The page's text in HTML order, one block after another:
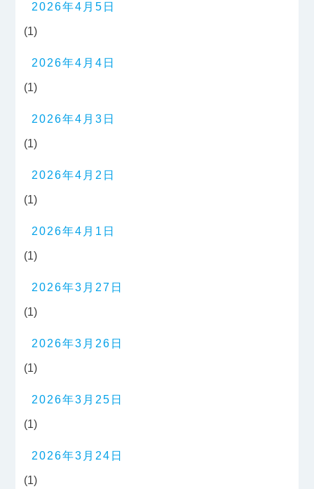
2026年4月5日
(1)
2026年4月4日
(1)
2026年4月3日
(1)
2026年4月2日
(1)
2026年4月1日
(1)
2026年3月27日
(1)
2026年3月26日
(1)
2026年3月25日
(1)
2026年3月24日
(1)